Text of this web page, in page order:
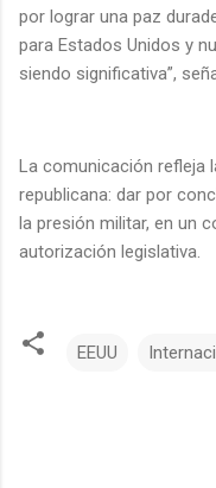
por lograr una paz
para Estados Unidos y
siendo significativa”,
La comunicación refleja
republicana: dar por
la presión militar, en un
autorización legislativa.
EEUU